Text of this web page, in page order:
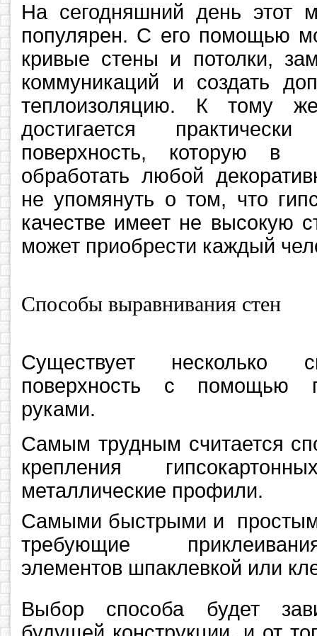
На сегодняшний день этот
популярен. С его помощью
кривые стены и потолки,
коммуникаций и создать
теплоизоляцию. К тому
достигается
поверхность, которую
обработать любой
не упомянуть о том, что
качестве имеет не высокую
может приобрести каждый
Способы выравнивания стен
Существует несколько
поверхность с помощью
руками.
Самым трудным считается
крепления
металлические профили.
Самыми быстрыми и
требующие
элементов шпаклевкой или
Выбор способа будет